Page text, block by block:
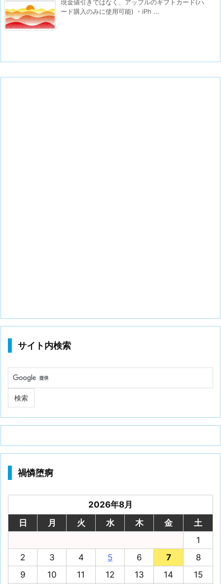
現金値引きではなく、アップルのギフトカード(ハ
ード購入のみに使用可能) ・iPh ...
サイト内検索
禍憐堕痾
2026年8月
日
月 火 水 木 金
土
1
2
3 4 5 6 7
8
9
10 11 12 13 14
15